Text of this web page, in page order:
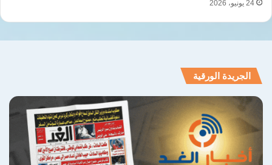
ويتولى مجلس الشعب مهام اقتراح القوانين
وإقرارها، وتعديل أو إلغاء التشريعات السابقة،
الموازنة العامة، والعفو العام.
نسخ الرابط
24 يونيو، 2026
الجريدة الورقية